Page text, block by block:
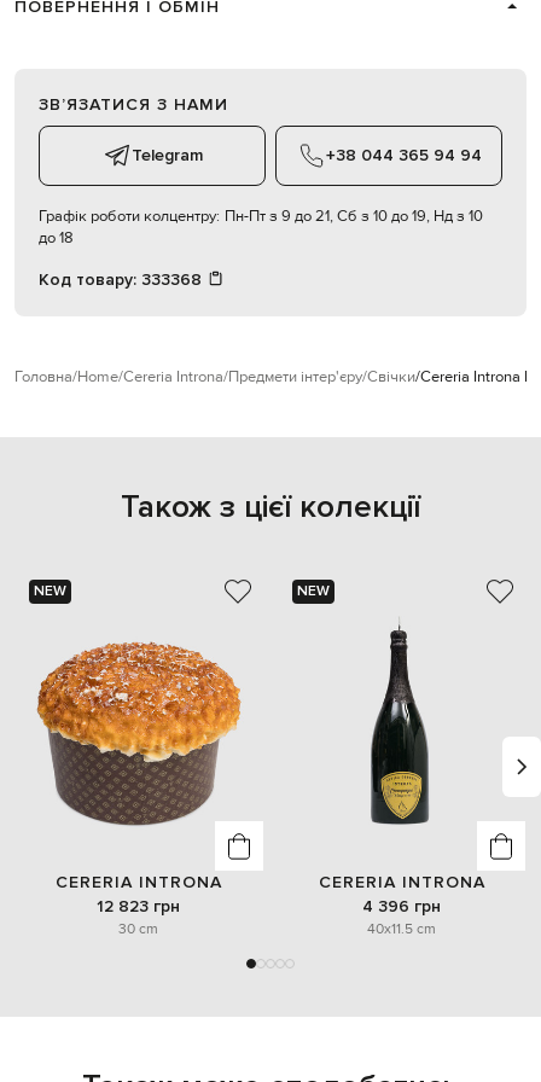
ПОВЕРНЕННЯ І ОБМІН
ЗВʼЯЗАТИСЯ З НАМИ
Telegram +38 044 365 94 94
Графік роботи колцентру: Пн-Пт з 9 до 21, Сб з 10 до 19, Нд з 10
до 18
Код товару: 333368
Головна Home Cereria Introna Предмети інтер'єру Свічки Cereria Introna
Також з цієї колекції
NEW
CERERIA INTRONA
12 823 грн
30 cm
NEW
CERERIA INTRONA
4 396 грн
40x11.5 cm